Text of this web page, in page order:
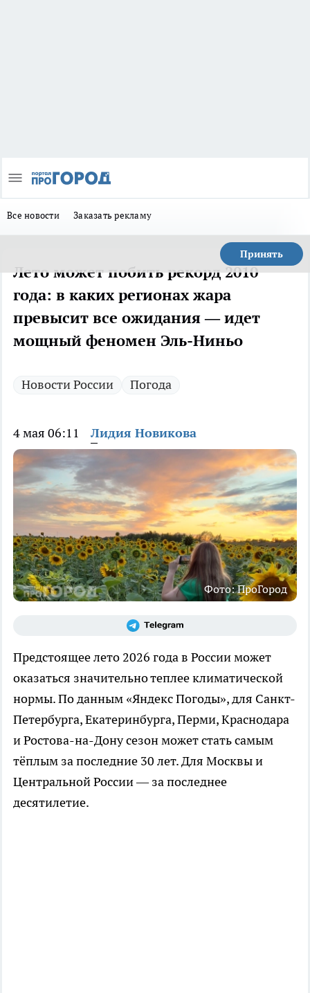
Все новости Заказать рекламу
Принять
Лето может побить рекорд 2010
года: в каких регионах жара
превысит все ожидания — идет
мощный феномен Эль-Ниньо
Новости России Погода
4 мая 06:11 Лидия Новикова
Фото: ПроГород
Предстоящее лето 2026 года в России может
оказаться значительно теплее климатической
нормы. По данным «Яндекс Погоды», для Санкт-
Петербурга, Екатеринбурга, Перми, Краснодара
и Ростова-на-Дону сезон может стать самым
тёплым за последние 30 лет. Для Москвы и
Центральной России — за последнее
десятилетие.